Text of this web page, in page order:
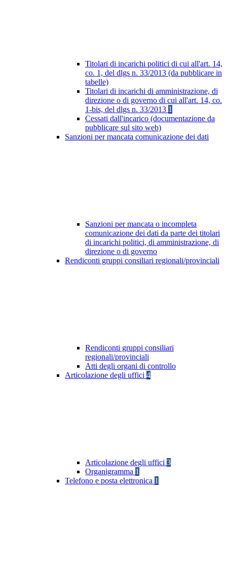
Titolari di incarichi politici di cui all'art. 14,
co. 1, del dlgs n. 33/2013 (da pubblicare in
tabelle)
Titolari di incarichi di amministrazione, di
direzione o di governo di cui all'art. 14, co.
1-bis, del dlgs n. 33/2013 1
Cessati dall'incarico (documentazione da
pubblicare sul sito web)
Sanzioni per mancata comunicazione dei dati
Sanzioni per mancata o incompleta
comunicazione dei dati da parte dei titolari
di incarichi politici, di amministrazione, di
direzione o di governo
Rendiconti gruppi consiliari regionali/provinciali
Rendiconti gruppi consiliari
regionali/provinciali
Atti degli organi di controllo
Articolazione degli uffici 4
Articolazione degli uffici 3
Organigramma 1
Telefono e posta elettronica 1